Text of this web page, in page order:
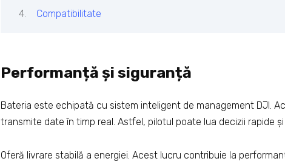
Compatibilitate
Performanță și siguranță
Bateria este echipată cu sistem inteligent de management DJI.
transmite date în timp real. Astfel, pilotul poate lua decizii rapide
Oferă livrare stabilă a energiei. Acest lucru contribuie la